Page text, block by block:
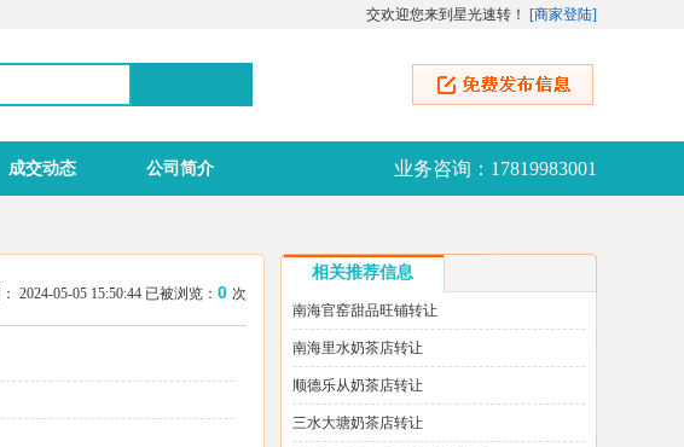
交欢迎您来到星光速转！ [商家登陆]
成交动态 公司简介 业务咨询：17819983001
2024-05-05 15:50:44 已被浏览： 0 次
相关推荐信息
南海官窑甜品旺铺转让
南海里水奶茶店转让
顺德乐从奶茶店转让
三水大塘奶茶店转让